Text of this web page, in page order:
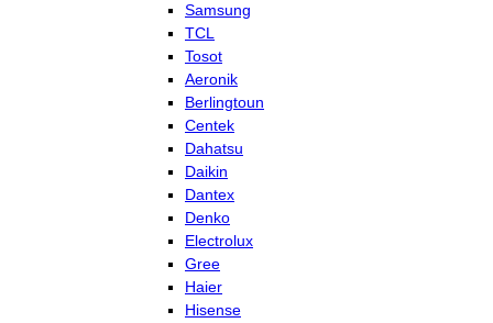
Samsung
TCL
Tosot
Aeronik
Berlingtoun
Centek
Dahatsu
Daikin
Dantex
Denko
Electrolux
Gree
Haier
Hisense